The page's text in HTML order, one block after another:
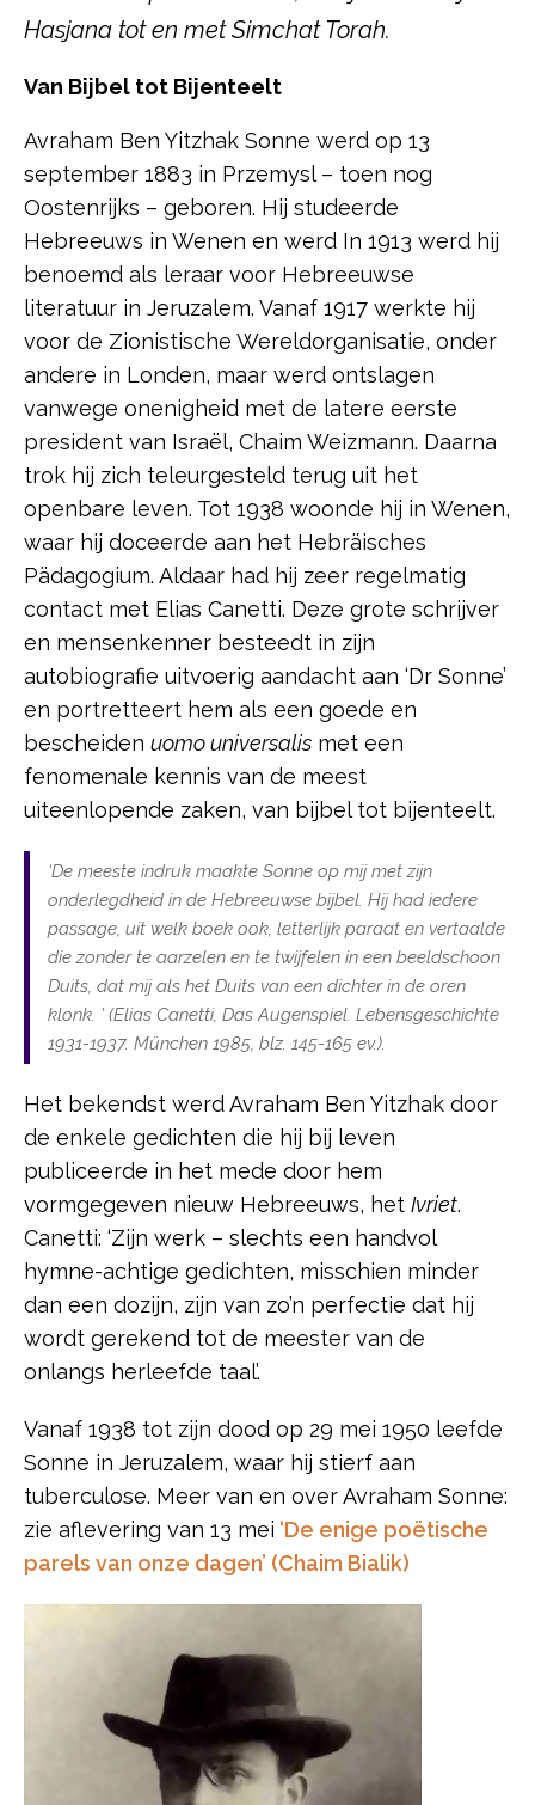
Hasjana tot en met Simchat Torah.
Van Bijbel tot Bijenteelt
Avraham Ben Yitzhak Sonne werd op 13
september 1883 in Przemysl – toen nog
Oostenrijks – geboren. Hij studeerde
Hebreeuws in Wenen en werd In 1913 werd hij
benoemd als leraar voor Hebreeuwse
literatuur in Jeruzalem. Vanaf 1917 werkte hij
voor de Zionistische Wereldorganisatie, onder
andere in Londen, maar werd ontslagen
vanwege onenigheid met de latere eerste
president van Israël, Chaim Weizmann. Daarna
trok hij zich teleurgesteld terug uit het
openbare leven. Tot 1938 woonde hij in Wenen,
waar hij doceerde aan het Hebräisches
Pädagogium. Aldaar had hij zeer regelmatig
contact met Elias Canetti. Deze grote schrijver
en mensenkenner besteedt in zijn
autobiografie uitvoerig aandacht aan ‘Dr Sonne’
en portretteert hem als een goede en
bescheiden uomo universalis met een
fenomenale kennis van de meest
uiteenlopende zaken, van bijbel tot bijenteelt.
‘De meeste indruk maakte Sonne op mij met zijn
onderlegdheid in de Hebreeuwse bijbel. Hij had iedere
passage, uit welk boek ook, letterlijk paraat en vertaalde
die zonder te aarzelen en te twijfelen in een beeldschoon
Duits, dat mij als het Duits van een dichter in de oren
klonk. ’ (Elias Canetti, Das Augenspiel. Lebensgeschichte
1931-1937. München 1985, blz. 145-165 ev.).
Het bekendst werd Avraham Ben Yitzhak door
de enkele gedichten die hij bij leven
publiceerde in het mede door hem
vormgegeven nieuw Hebreeuws, het Ivriet.
Canetti: ‘Zijn werk – slechts een handvol
hymne-achtige gedichten, misschien minder
dan een dozijn, zijn van zo’n perfectie dat hij
wordt gerekend tot de meester van de
onlangs herleefde taal’.
Vanaf 1938 tot zijn dood op 29 mei 1950 leefde
Sonne in Jeruzalem, waar hij stierf aan
tuberculose. Meer van en over Avraham Sonne:
zie aflevering van 13 mei ‘De enige poëtische
parels van onze dagen’ (Chaim Bialik)